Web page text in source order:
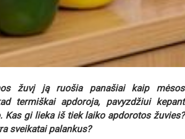
žuvį ją ruošia panašiai kaip mėsos
termiškai apdoroja, pavyzdžiui kepant
Kas gi lieka iš tiek laiko apdorotos žuvies?
sveikatai palankus?